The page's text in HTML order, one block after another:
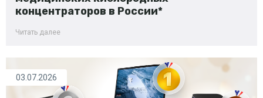
концентраторов в России*
Читать далее
03.07.2026